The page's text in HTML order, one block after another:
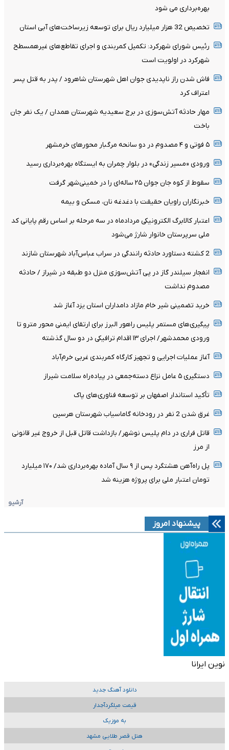
بهره‌برداری می شود
تخصیص 32 هزار میلیارد ریال برای توسعه زیرساخت‌های آبی استان
رئیس شورای شهرکرد: تکمیل کمربندی و اجرای تقاطع‌های غیرهمسطح
شهرکرد در اولویت است
فاش شدن راز ناپدیدی جوان اهل شهرستان شاهرود / پدر به قتل پسر
اعتراف کرد
مهار حادثه آتش‌سوزی در برج سعیدیه شهرستان همدان / یک نفر جان
باخت
۵ فوتی و ۴ مصدوم در دو سانحه مرگبار محورهای خرمشهر
ورودی «مسیر زندگی» در بلوار چمران به ایستگاه بهره‌برداری رسید
سقوط از کوه جان جوان ۲۵ ساله‌ای را در خمینی‌شهر گرفت
خبرنگاران راویان حقیقت با دغدغه نان، مسکن و بیمه
اعتبار کالابرگ الکترونیکی مردادماه در سه مرحله بر اساس رقم پایانی کد
ملی سرپرستان خانوار شارژ می‌شود
2 کشته دستاورد حادثه رانندگی در سراب عباس‌آباد شهرستان شازند
انفجار سیلندر گاز در پی آتش‌سوزی منزل دو طبقه در شیراز / حادثه
مصدوم نداشت
خرید تضمینی شیر خام مازاد دامداران استان یزد آغاز شد
پیگیری‌های مستمر پلیس راهور البرز برای ارتقای ایمنی محور مترو تا
ورودی محمدشهر/ اجرای ۱۳ اقدام ترافیکی در دو سال گذشته
آغاز عملیات اجرایی و تجهیز کارگاه کمربندی غربی خرم‌آباد
دستگیری ۵ عامل نزاع دسته‌جمعی در پیاده‌راه سلامت شیراز
تأکید استاندار اصفهان بر توسعه فناوری‌های پاک
غرق شدن 2 نفر در رودخانه گاماسیاب شهرستان هرسین
قاتل فراری در دام پلیس نوشهر/ بازداشت قاتل قبل از خروج غیر قانونی
از مرز
پل راه‌آهن هشتگرد پس از ۹ سال آماده بهره‌برداری شد/ ۱۷۰ میلیارد
تومان اعتبار ملی برای پروژه هزینه شد
آرشیو
پیشنهاد امروز
نوین ایرانا
دانلود آهنگ جدید
قیمت میلگردآجدار
به موزیک
هتل قصر طلایی مشهد